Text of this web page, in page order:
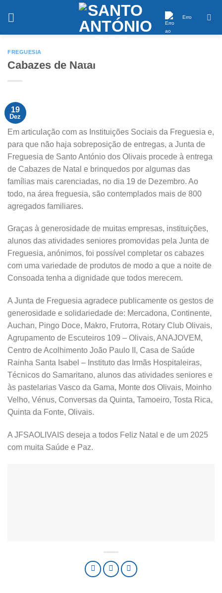
Erro
FREGUESIA
Cabazes de Natal
19
Dez
Em articulação com as Instituições Sociais da Freguesia e,
para que não haja sobreposição de entregas, a Junta de
Freguesia de Santo António dos Olivais procede à entrega
de Cabazes de Natal e brinquedos por algumas das
famílias mais carenciadas, no dia 19 de Dezembro. Ao
todo, na área freguesia, são contemplados mais de 800
agregados familiares.
Graças à generosidade de muitas empresas, instituições,
alunos das atividades seniores promovidas pela Junta de
Freguesia, anónimos, foi possível completar os cabazes
com uma variedade de produtos de modo a que a noite de
Consoada tenha a dignidade que todos merecem.
A Junta de Freguesia agradece publicamente os gestos de
generosidade e solidariedade de: Mercadona, Continente,
Auchan, Pingo Doce, Makro, Frutorra, Rotary Club Olivais,
Agrupamento de Escuteiros 109 – Olivais, ANAJOVEM,
Centro de Acolhimento João Paulo II, Casa de Saúde
Rainha Santa Isabel – Instituto das Irmãs Hospitaleiras,
Técnicos do Samaritano, alunos das atividades seniores e
às pastelarias Vasco da Gama, Monte dos Olivais, Moinho
Velho, Vénus, Conversas da Quinta, Tamoeiro, Tosta Rica,
Quinta da Fonte, Olivais.
A JFSAOLIVAIS deseja a todos Feliz Natal e de um 2025
com muita Saúde e Paz.